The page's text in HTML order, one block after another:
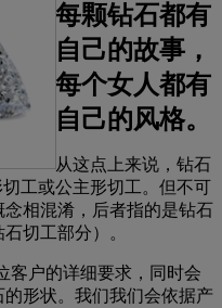
每颗钻石都有
自己的故事，
每个女人都有
自己的风格。
从这点上来说，钻石
工或公主形切工。但不可
相混淆，后者指的是钻石
切工部分）。
客户的详细要求，同时会
形状。我们我们会依据产